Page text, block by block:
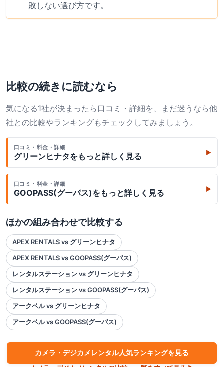
敗しない選び方です。
比較の続きに読むなら
気になる1社が決まったら口コミ・詳細を、まだ迷うなら他
社との比較やランキングもチェックしてみましょう。
口コミ・料金・詳細
グリーンヒナタをもっと詳しく見る ▶
口コミ・料金・詳細
GOOPASS(グーパス)をもっと詳しく見る ▶
ほかの組み合わせで比較する
APEX RENTALS vs グリーンヒナタ
APEX RENTALS vs GOOPASS(グーパス)
レンタルステーション vs グリーンヒナタ
レンタルステーション vs GOOPASS(グーパス)
アークベル vs グリーンヒナタ
アークベル vs GOOPASS(グーパス)
カメラ・デジカメ レンタル人気ランキングを見る